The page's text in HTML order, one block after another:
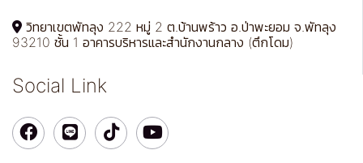
วิทยาเขตพัทลุง 222 หมู่ 2 ต.บ้านพร้าว อ.ป่าพะยอม จ.พัทลุง
93210 ชั้น 1 อาคารบริหารและสำนักงานกลาง (ตึกโดม)
Social Link